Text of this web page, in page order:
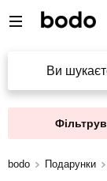
Ви
bodo Подарунки